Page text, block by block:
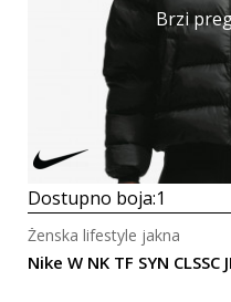
Brzi
Dostupno boja:1
Nike W NK TF SYN CLSSC
Ženska lifestyle jakna